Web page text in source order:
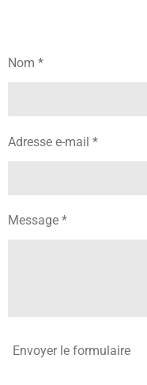
Nom *
Adresse e-mail *
Message *
Envoyer le formulaire